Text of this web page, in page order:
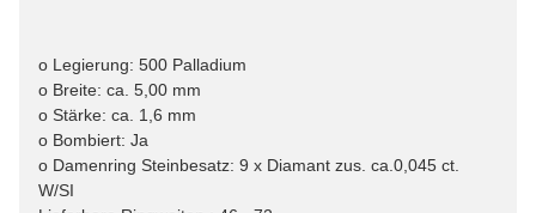
o Legierung: 500 Palladium
o Breite: ca. 5,00 mm
o Stärke: ca. 1,6 mm
o Bombiert: Ja
o Damenring Steinbesatz: 9 x Diamant zus. ca.0,045 ct.
W/SI